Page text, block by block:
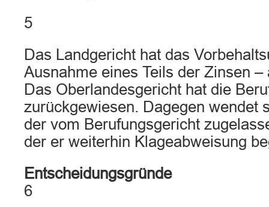
5
Das Landgericht hat das
Ausnahme eines Teils der Zinsen –
Das Oberlandesgericht hat die
zurückgewiesen. Dagegen wendet
der vom Berufungsgericht
der er weiterhin Klageabweisung
Entscheidungsgründe
6